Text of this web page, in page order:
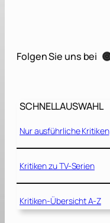
n
t
1
1
/
2
0
Folgen Sie uns bei Instagram
SCHNELLAUSWAHL
Nur ausführliche Kritiken
Kritiken zu TV-Serien
Kritiken-Übersicht A-Z